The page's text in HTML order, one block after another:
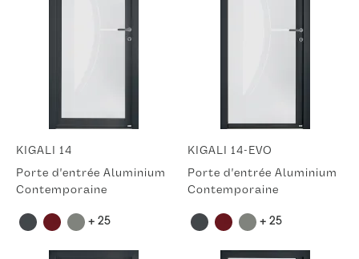
KIGALI 14
Porte d'entrée Aluminium
Contemporaine
+ 25
KIGALI 14-EVO
Porte d'entrée Aluminium
Contemporaine
+ 25